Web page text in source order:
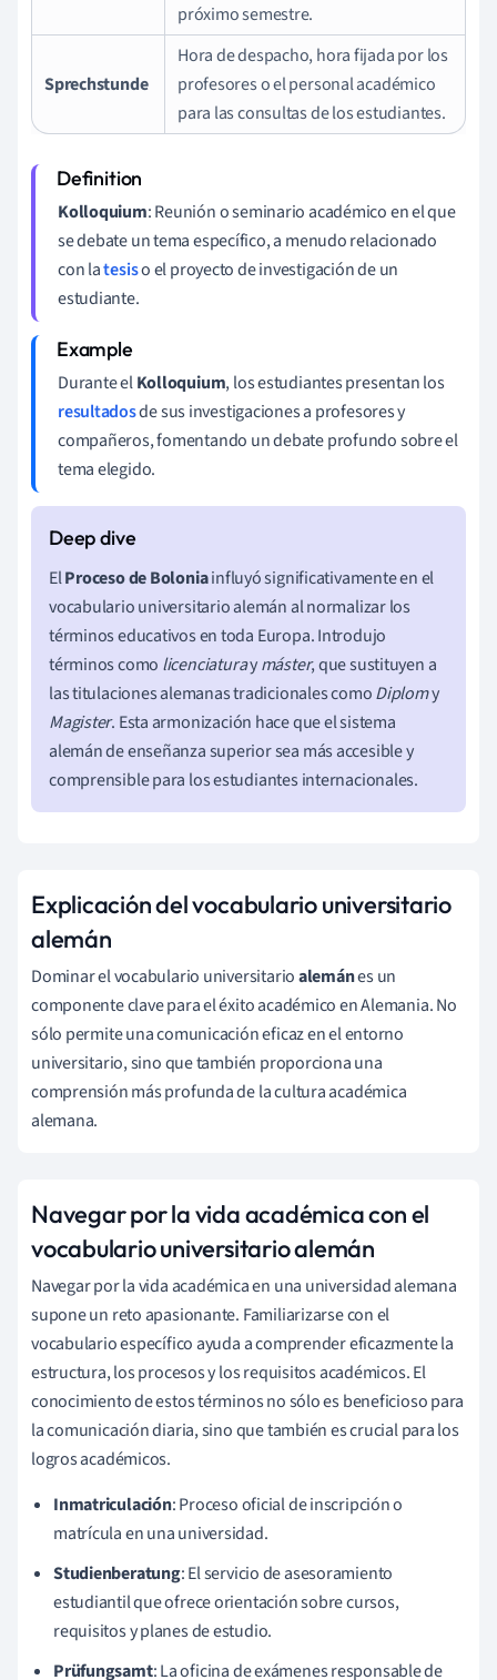
próximo semestre.
Sprechstunde
Hora de despacho, hora fijada por los
profesores o el personal académico
para las consultas de los estudiantes.
Kolloquium: Reunión o seminario académico en el que
se debate un tema específico, a menudo relacionado
con latesiso el proyecto de investigación de un
estudiante.
Durante elKolloquium, los estudiantes presentan los
resultadosde sus investigaciones a profesores y
compañeros, fomentando un debate profundo sobre el
tema elegido.
ElProceso de Boloniainfluyó significativamente en el
vocabulario universitario alemán al normalizar los
términos educativos en toda Europa. Introdujo
términos como licenciaturaymáster, que sustituyen a
las titulaciones alemanas tradicionales comoDiplomy
Magister. Esta armonización hace que el sistema
alemán de enseñanza superior sea más accesible y
comprensible para los estudiantes internacionales.
Explicación del vocabulario universitario
alemán
Dominar el vocabulario universitarioalemánes un
componente clave para el éxito académico en Alemania. No
sólo permite una comunicación eficaz en el entorno
universitario, sino que también proporciona una
comprensión más profunda de la cultura académica
alemana.
Navegar por la vida académica con el
vocabulario universitario alemán
Navegar por la vida académica en una universidad alemana
supone un reto apasionante. Familiarizarse con el
vocabulario específico ayuda a comprender eficazmente la
estructura, los procesos y los requisitos académicos. El
conocimiento de estos términos no sólo es beneficioso para
la comunicación diaria, sino que también es crucial para los
logros académicos.
Inmatriculación: Proceso oficial de inscripción o
matrícula en una universidad.
Studienberatung: El servicio de asesoramiento
estudiantil que ofrece orientación sobre cursos,
requisitos y planes de estudio.
Prüfungsamt: La oficina de exámenes responsable de